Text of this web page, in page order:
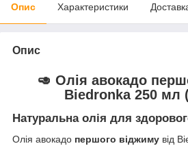
Опис Характеристики
Опис
🥑 Олія авокадо
Biedronka 250 мл
Натуральна олія для
Олія авокадо першого віджиму від